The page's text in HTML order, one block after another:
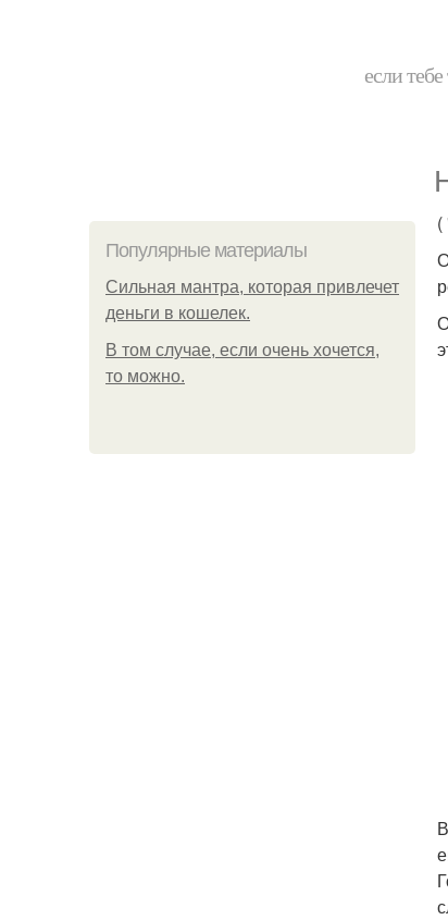
если
Популярные материалы
Сильная мантра, которая привлечет
деньги в кошелек.
В том случае, если очень хочется,
то можно.
(